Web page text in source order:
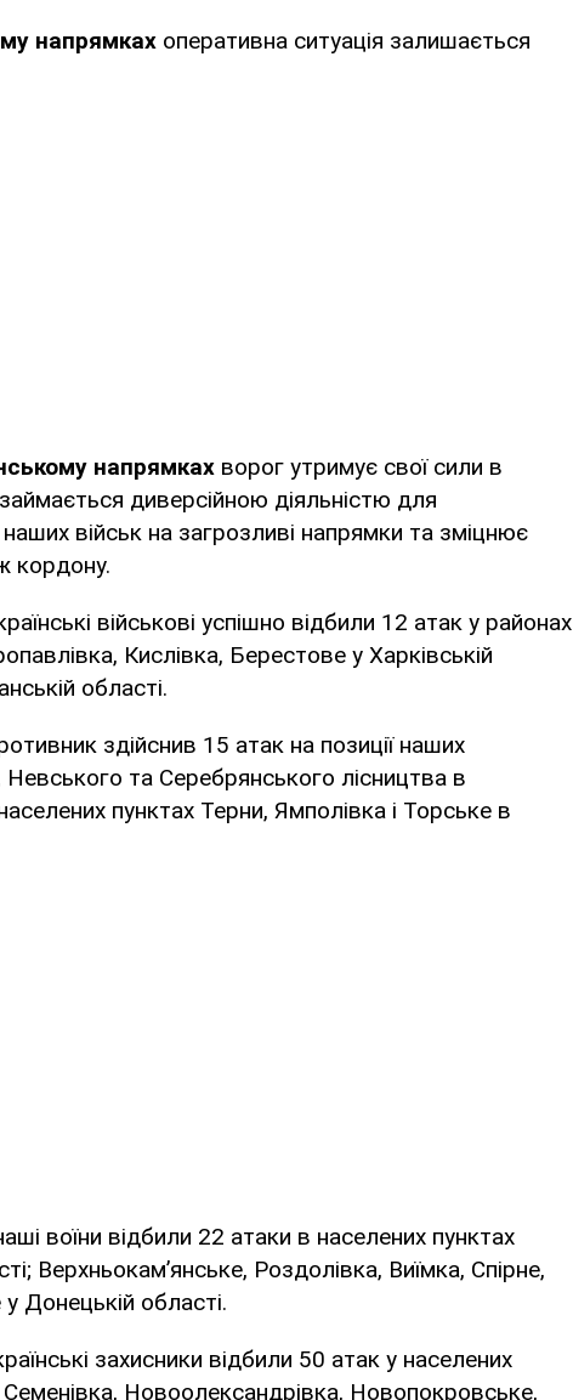
напрямках оперативна ситуація залишається
напрямках ворог утримує свої сили в
диверсійною діяльністю для
військ на загрозливі напрямки та зміцнює
кордону.
військові успішно відбили 12 атак у районах
Кислівка, Берестове у Харківській
області.
здійснив 15 атак на позиції наших
Невського та Серебрянського лісництва в
пунктах Терни, Ямполівка і Торське в
воїни відбили 22 атаки в населених пунктах
Верхньокам’янське, Роздолівка, Виїмка, Спірне,
у Донецькій області.
захисники відбили 50 атак у населених
Семенівка, Новоолександрівка, Новопокровське,